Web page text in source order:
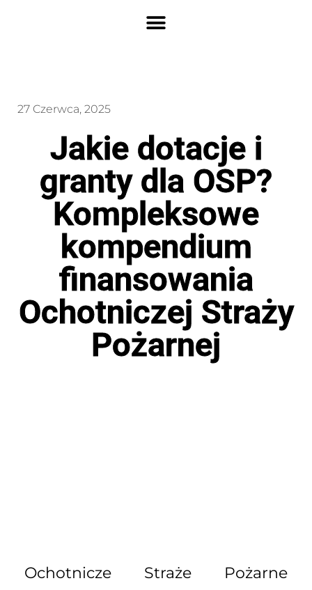
27 Czerwca, 2025
Jakie dotacje i
granty dla OSP?
Kompleksowe
kompendium
finansowania
Ochotniczej Straży
Pożarnej
Ochotnicze Straże Pożarne